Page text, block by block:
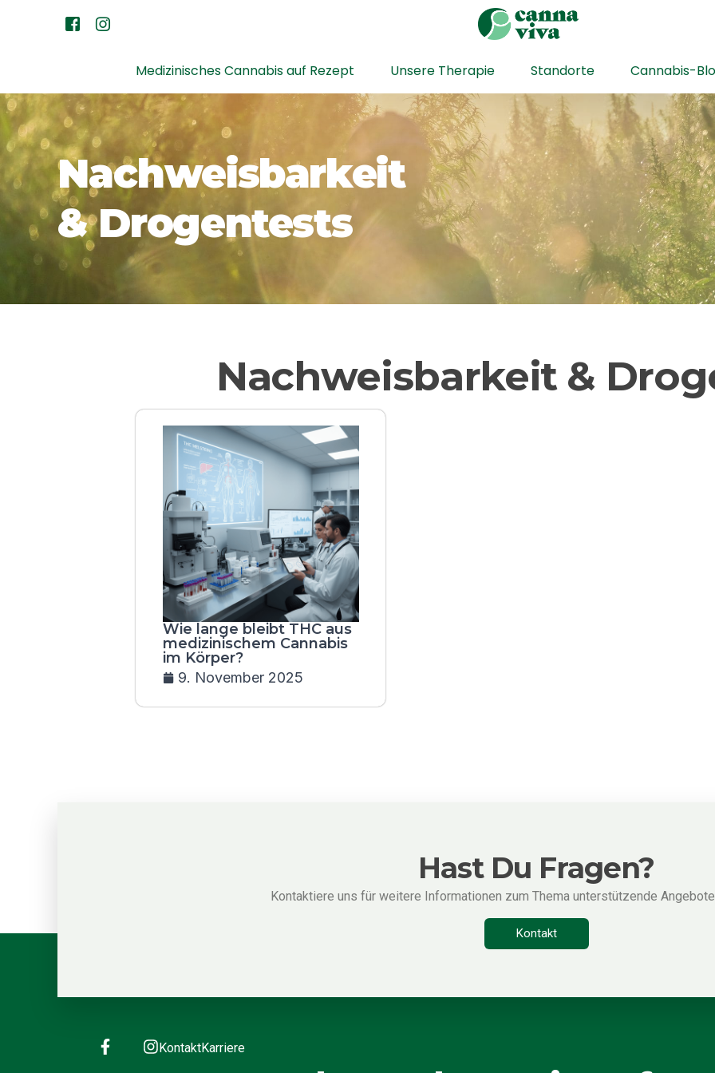
Medizinisches Cannabis auf Rezept Unsere Therapie Standorte Cannabis-
Nachweisbarkeit
& Drogentests
Nachweisbarkeit &
Wie lange bleibt THC aus
medizinischem Cannabis
im Körper?
9. November 2025
Hast Du Fragen?
Kontaktiere uns für weitere Informationen zum Thema unterstützende
Kontakt
KontaktKarriere